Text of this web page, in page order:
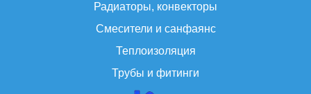
Радиаторы, конвекторы
Смесители и санфаянс
Теплоизоляция
Трубы и фитинги